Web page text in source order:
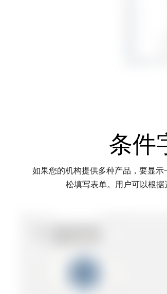
条件
如果您的机构提供多种产品，要显
松填写表单。用户可以根